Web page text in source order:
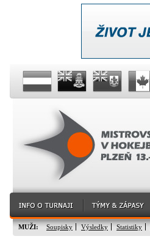
MUŽI: Soupisky Výsledky Statistiky